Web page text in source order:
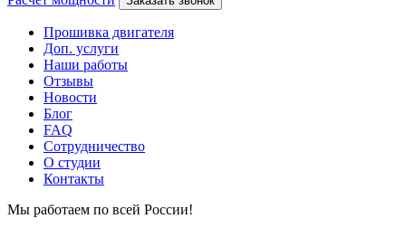
Прошивка двигателя
Доп. услуги
Наши работы
Отзывы
Новости
Блог
FAQ
Сотрудничество
О студии
Контакты
Мы работаем по всей России!